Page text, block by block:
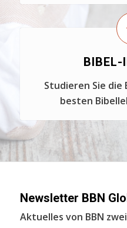
BIBEL-
Studieren Sie
besten
Newsletter BBN
Aktuelles von BBN